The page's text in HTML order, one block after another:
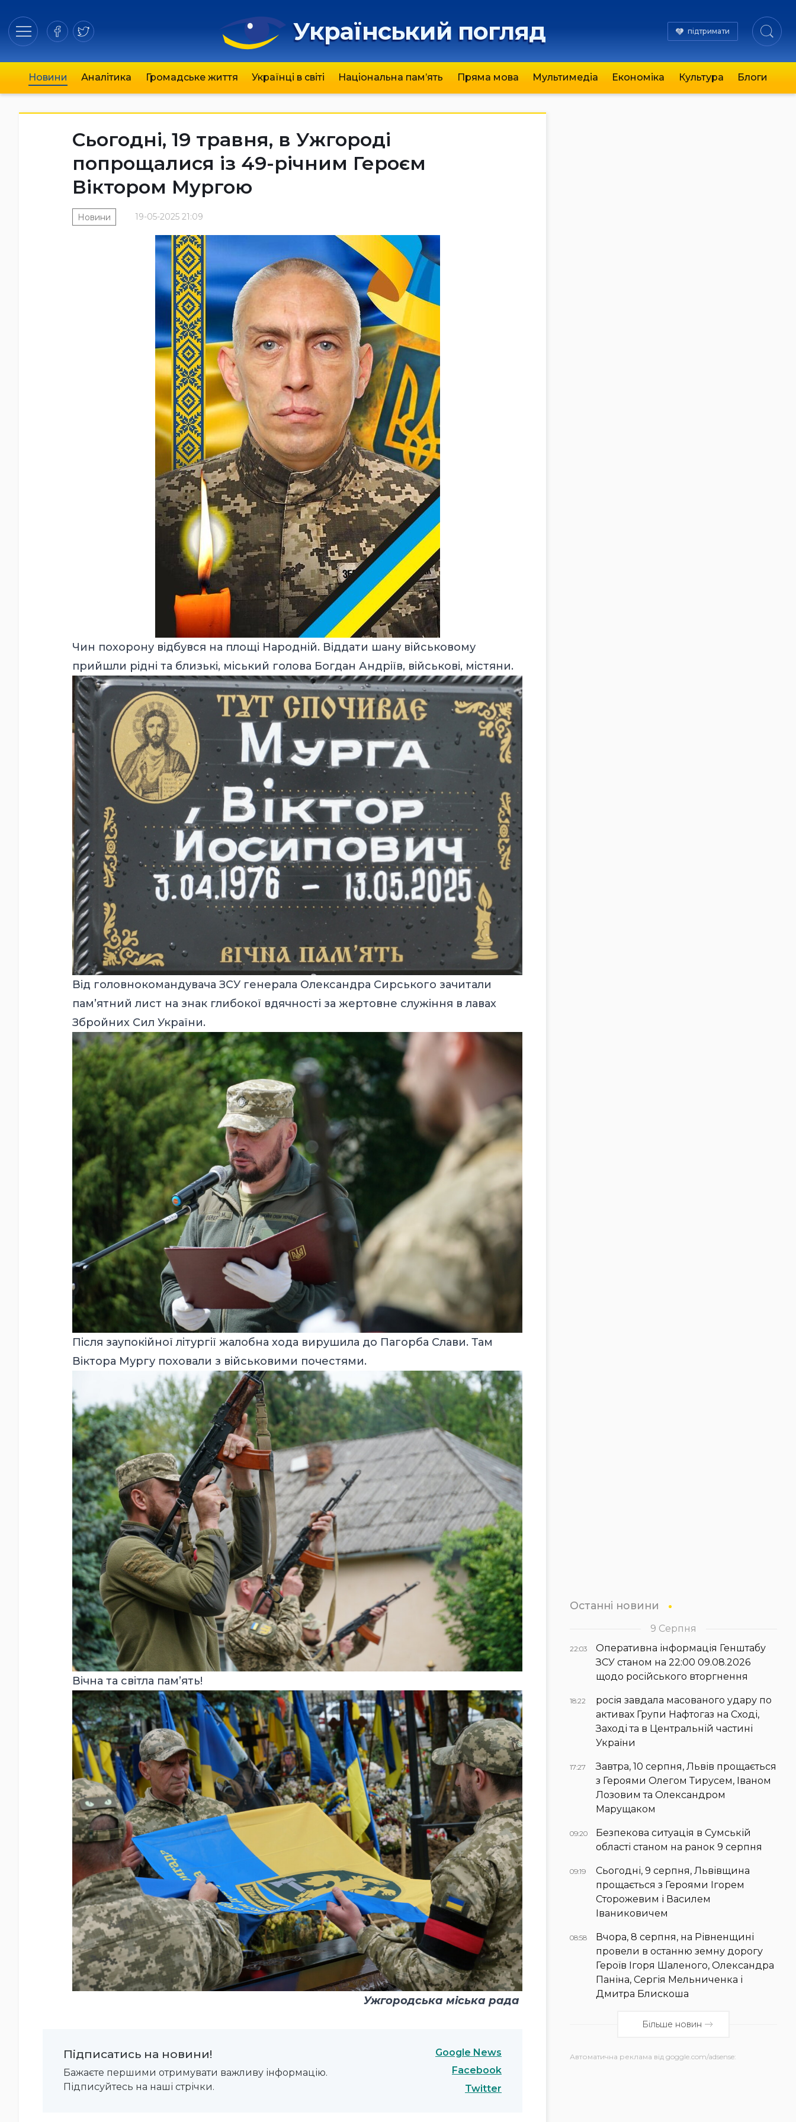
Український погляд підтримати
Новини Аналітика Громадське життя Українці в світі Національна пам’ять Пряма мова Мультимедіа Економіка Культура Блоги
Сьогодні, 19 травня, в Ужгороді
попрощалися із 49-річним Героєм
Віктором Мургою
19-05-2025 21:09
Новини
Чин похорону відбувся на площі Народній. Віддати шану військовому
прийшли рідні та близькі, міський голова Богдан Андріїв, військові, містяни.
Від головнокомандувача ЗСУ генерала Олександра Сирського зачитали
пам’ятний лист на знак глибокої вдячності за жертовне служіння в лавах
Збройних Сил України.
Після заупокійної літургії жалобна хода вирушила до Пагорба Слави. Там
Віктора Мургу поховали з військовими почестями.
Вічна та світла пам’ять!
Ужгородська міська рада
Підписатись на новини!
Бажаєте першими отримувати важливу інформацію.
Підписуйтесь на наші стрічки.
Google News
Facebook
Twitter
Останні новини
9 Серпня
22:03
Оперативна інформація Генштабу
ЗСУ станом на 22:00 09.08.2026
щодо російського вторгнення
18:22
росія завдала масованого удару по
активах Групи Нафтогаз на Сході,
Заході та в Центральній частині
України
17:27
Завтра, 10 серпня, Львів прощається
з Героями Олегом Тирусем, Іваном
Лозовим та Олександром
Марущаком
09:20
Безпекова ситуація в Сумській
області станом на ранок 9 серпня
09:19
Сьогодні, 9 серпня, Львівщина
прощається з Героями Ігорем
Сторожевим і Василем
Іваниковичем
08:58
Вчора, 8 серпня, на Рівненщині
провели в останню земну дорогу
Героїв Ігоря Шаленого, Олександра
Паніна, Сергія Мельниченка і
Дмитра Блискоша
Більше новин
Автоматична реклама від goggle.com/adsense: